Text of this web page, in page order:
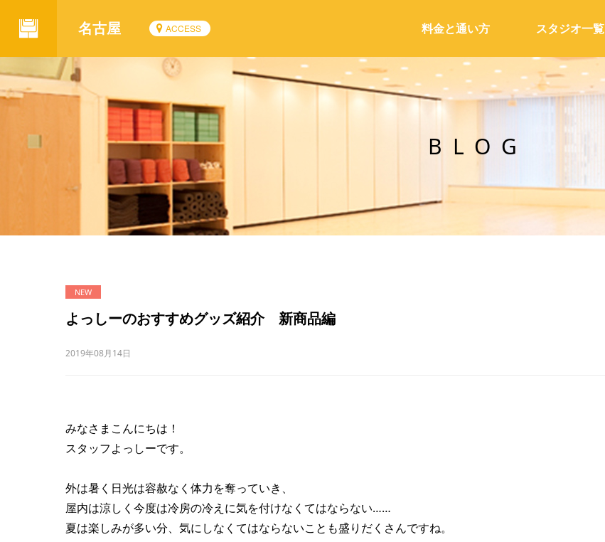
名古屋 ACCESS 料金と通い方 スタジオ一覧
BLOG
よっしーのおすすめグッズ紹介 新商品編
2019年08月14日
みなさまこんにちは！
スタッフよっしーです。
外は暑く日光は容赦なく体力を奪っていき、
屋内は涼しく今度は冷房の冷えに気を付けなくてはならない……
夏は楽しみが多い分、気にしなくてはならないことも盛りだくさんですね。